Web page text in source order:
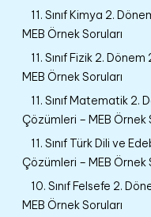
11. Sınıf Kimya 2.
MEB Örnek Soruları
11. Sınıf Fizik 2.
MEB Örnek Soruları
11. Sınıf Matematik 2.
Çözümleri – MEB Örnek
11. Sınıf Türk Dili ve
Çözümleri – MEB Örnek
10. Sınıf Felsefe 2.
MEB Örnek Soruları